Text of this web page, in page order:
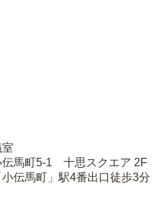
伝馬町5-1 十思スクエア 2F
伝馬町」駅4番出口徒歩3分